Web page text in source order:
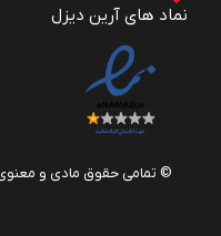
نماد های آرین دیزل
© تمامی حقوق مادی و